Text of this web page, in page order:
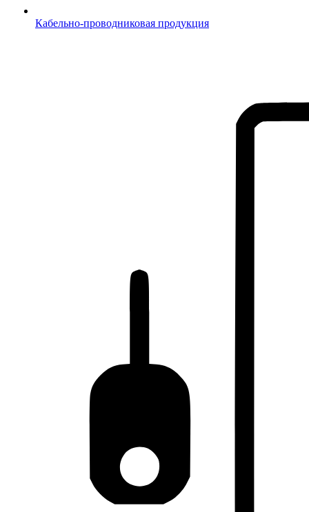
Кабельно-проводниковая продукция